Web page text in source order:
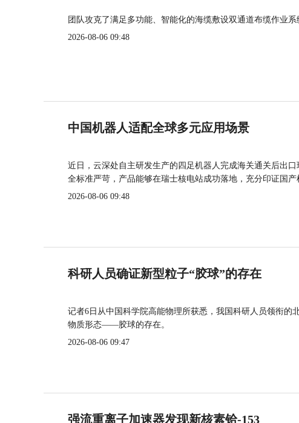
团队攻克了满足多功能、智能化的海缆敷设双通道布缆作业
2026-08-06 09:48
中国机器人适配全球多元应用场景
近日，云深处自主研发生产的四足机器人完成海关通关后出
全标准严苛，产品能够在瑞士核电站成功落地，充分印证国
2026-08-06 09:48
科研人员确证新型粒子“胶球”的存在
记者6日从中国科学院高能物理所获悉，我国科研人员领衔
物质形态——胶球的存在。
2026-08-06 09:47
强流重离子加速器发现新核素铪-153